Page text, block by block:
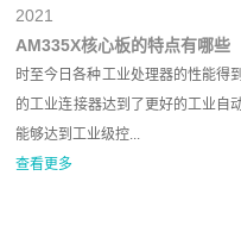
2021
AM335X核心板的特点有哪些
时至今日各种工业处理器的性能得
的工业连接器达到了更好的工业自
能够达到工业级控...
查看更多